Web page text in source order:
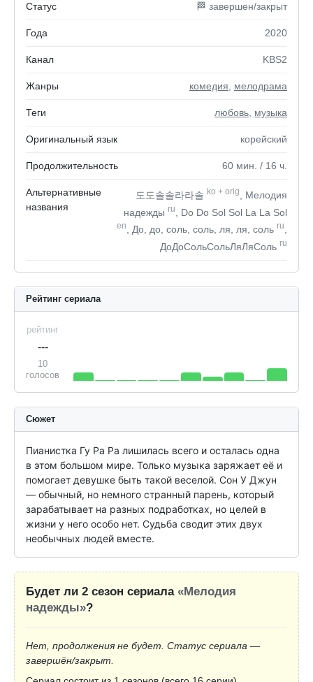
Статус 🏁 завершен/закрыт
Года 2020
Канал KBS2
Жанры комедия мелодрама
Теги любовь музыка
Оригинальный язык корейский
Продолжительность 60 мин. / 16 ч.
Альтернативные
названия
도도솔솔라라솔 ko + orig
, Мелодия
надежды ru , Do Do Sol Sol La La Sol
en , До, до, соль, соль, ля, ля, соль ru
ДоДоСольСольЛяЛяСоль ru
Рейтинг сериала
рейтинг
---
10
голосов
Сюжет
Пианистка Гу Ра Ра лишилась всего и осталась одна
в этом большом мире. Только музыка заряжает её и
помогает девушке быть такой веселой. Сон У Джун
— обычный, но немного странный парень, который
зарабатывает на разных подработках, но целей в
жизни у него особо нет. Судьба сводит этих двух
необычных людей вместе.
Будет ли 2 сезон сериала «Мелодия
надежды»?
Нет, продолжения не будет. Статус сериала —
завершён/закрыт.